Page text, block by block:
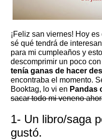
¡Feliz san viernes! Hoy
sé qué tendrá de
para mi cumpleaños y
descomprimir un poco con
tenía ganas de hacer
encontraba el momento.
Booktag, lo vi en Pandas
sacar todo mi veneno
1- Un libro/saga
gustó.